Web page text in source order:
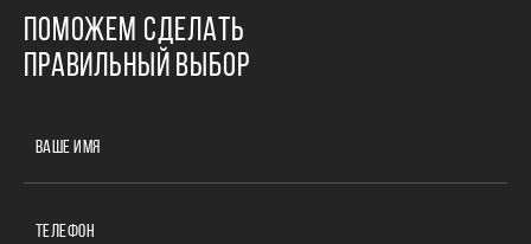
ПОМОЖЕМ СДЕЛАТЬ
ПРАВИЛЬНЫЙ ВЫБОР
ВАШЕ ИМЯ
ТЕЛЕФОН